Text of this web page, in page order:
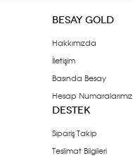
BESAY GOLD
Hakkımızda
İletişim
Basında Besay
Hesap Numaralarımız
DESTEK
Sipariş Takip
Teslimat Bilgileri